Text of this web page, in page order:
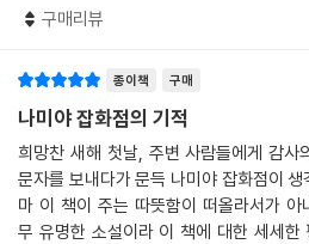
람은 얼떨결에 편지를 열어 본다. 알고 보
에는 누군가 자신들을 노리고 장난을 치고
떨어진 듯한 이상한 편지에 이끌려 답장을
줄 알았던 편지가 계속해서 도착하고 어느
이들의 앞날이 어떻게 풀릴지 자신들의 일
각 장마다 고민 상담 편지를 보낸 이들의
장에서는 32년 전 나미야 잡화점의 원래
구매리뷰
종이책 구매
나미야 잡화점의 기적
희망찬 새해 첫날, 주변 사람들에게 감사
문자를 보내다가 문득 나미야 잡화점이 생
마 이 책이 주는 따뜻함이 떠올라서가 아
무 유명한 소설이라 이 책에 대한 세세한